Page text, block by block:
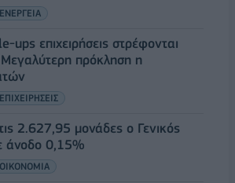
ΕΝΕΡΓΕΙΑ
ups επιχειρήσεις στρέφονται
πρόκληση η
ΕΠΙΧΕΙΡΗΣΕΙΣ
2.627,95 μονάδες ο Γενικός
άνοδο 0,15%
ΟΙΚΟΝΟΜΙΑ